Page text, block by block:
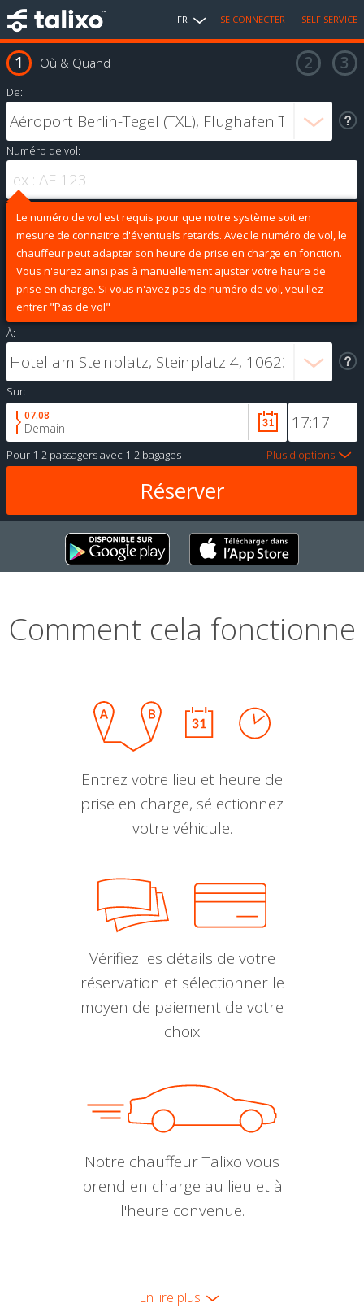
FR SE CONNECTER SELF SERVICE
Où & Quand
De:
Numéro de vol:
Le numéro de vol est requis pour que notre système soit en
mesure de connaitre d'éventuels retards. Avec le numéro de vol, le
chauffeur peut adapter son heure de prise en charge en fonction.
Vous n'aurez ainsi pas à manuellement ajuster votre heure de
prise en charge. Si vous n'avez pas de numéro de vol, veuillez
entrer "Pas de vol"
À:
Sur:
07.08
Demain
Pour 1-2 passagersavec 1-2 bagages Plus d'options
Comment cela fonctionne
Entrez votre lieu et heure de
prise en charge, sélectionnez
votre véhicule.
Vérifiez les détails de votre
réservation et sélectionner le
moyen de paiement de votre
choix
Notre chauffeur Talixo vous
prend en charge au lieu et à
l'heure convenue.
En lire plus